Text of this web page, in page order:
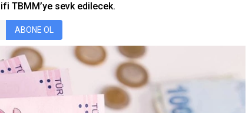
TBMM’ye sevk edilecek.
ABONE OL